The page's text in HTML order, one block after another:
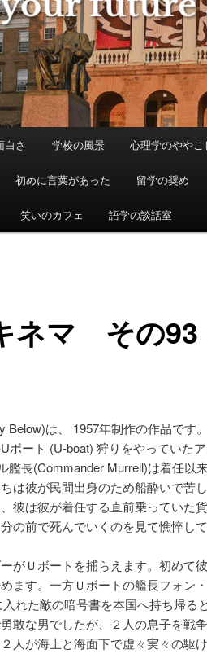
白さ 学校の風景 心理学のややこ
初めに言葉があった 留学の奨め
笑いのカフェ 語学の談話室
ネマ その
Below)は、 1957年制作の作品です
ボート (U-boat) 狩りをやっていた
艦長(Commander Murrell)は着任以
は彼が民間出身のため船酔いで苦
彼は彼が着任する直前乗っていた
の前で死んでいくのを見て憔悴して
がＵボートを捕らえます。初めて
ます。一方Ｕボートの艦長フォン
れた敵の暗号書を本国へ持ち帰る
敢な男でしたが、２人の息子を戦
人が海上と海面下で虚々実々の駆け